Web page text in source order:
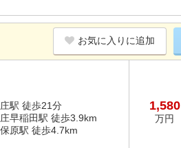
お気に入りに追加
駅 徒歩21分
早稲田駅 徒歩3.9km
原駅 徒歩4.7km
1,580
万円